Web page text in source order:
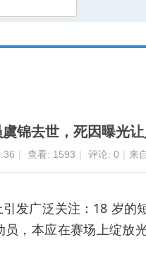
锦去世，死因曝光
| 查看: 1593 | 评论: 0 | 来
发广泛关注：18 岁的
，本应在赛场上绽放